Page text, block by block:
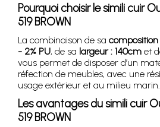
Pourquoi choisir le simili cuir
519 BROWN
La combinaison de sa composition
- 2% PU, de sa largeur : 140cm et
vous permet de disposer d’un
réfection de meubles, avec une
usage extérieur et au milieu marin.
Les avantages du simili cuir
519 BROWN